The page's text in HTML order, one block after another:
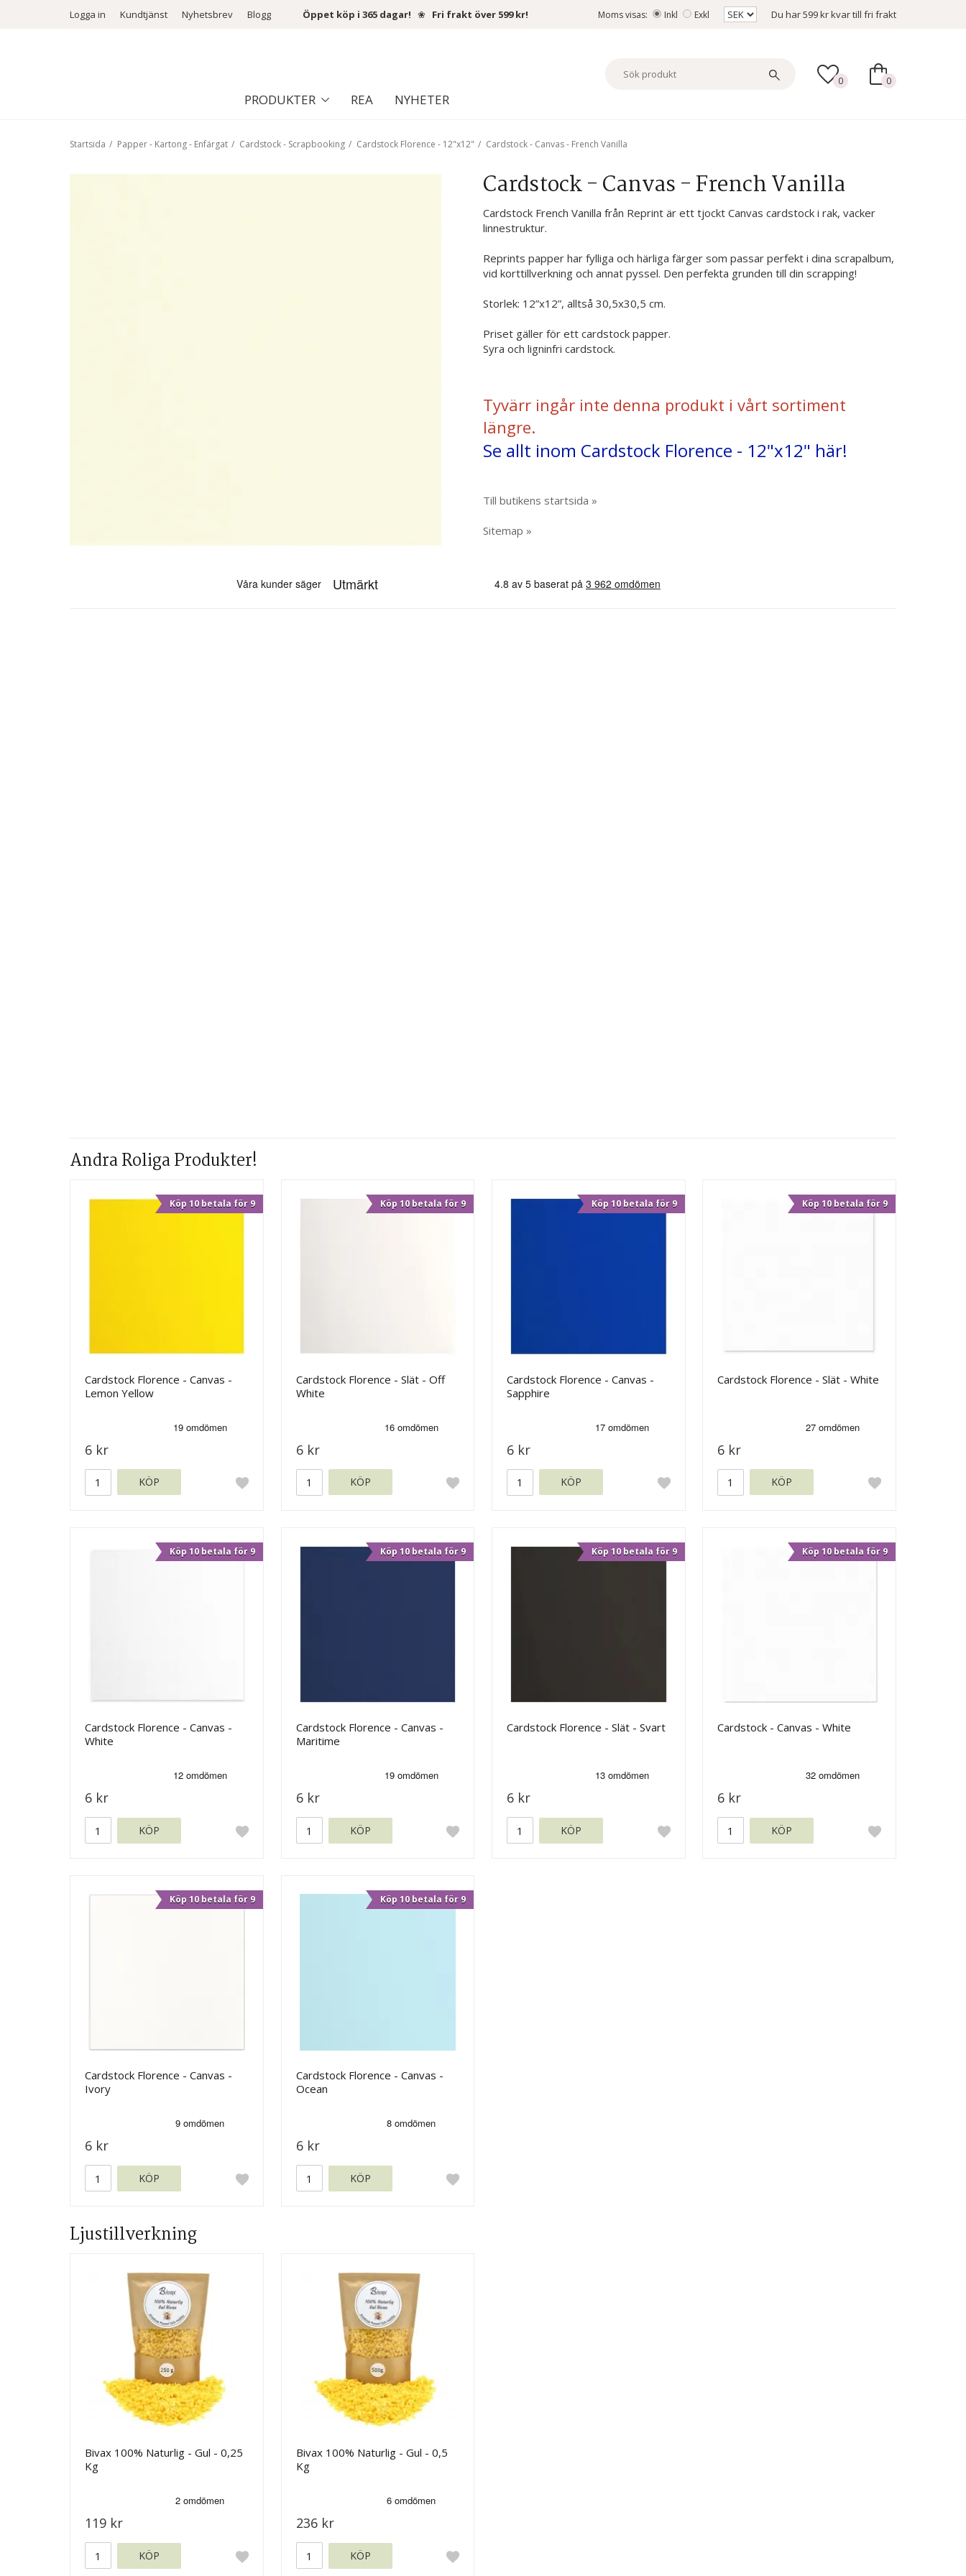
Logga in Kundtjänst Nyhetsbrev Blogg Öppet köp i 365 dagar! ❀ Fri frakt över 599 kr! Moms visas: Inkl Exkl Du har599 krkvar till fri frakt
PRODUKTER REA NYHETER
0 0
Startsida / Papper - Kartong - Enfärgat / Cardstock - Scrapbooking / Cardstock Florence - 12"x12" / Cardstock - Canvas - French Vanilla
Cardstock - Canvas - French Vanilla
Cardstock French Vanilla från Reprint är ett tjockt Canvas cardstock i rak, vacker
linnestruktur.
Reprints papper har fylliga och härliga färger som passar perfekt i dina scrapalbum,
vid korttillverkning och annat pyssel. Den perfekta grunden till din scrapping!
Storlek: 12”x12”, alltså 30,5x30,5 cm.
Priset gäller för ett cardstock papper.
Syra och ligninfri cardstock.
Tyvärr ingår inte denna produkt i vårt sortiment
längre.
Se allt inom Cardstock Florence - 12"x12" här!
Till butikens startsida »
Sitemap »
Andra Roliga Produkter!
Köp 10 betala för 9
Cardstock Florence - Canvas -
Lemon Yellow
6 kr
KÖP
Köp 10 betala för 9
Cardstock Florence - Slät - Off
White
6 kr
KÖP
Köp 10 betala för 9
Cardstock Florence - Canvas -
Sapphire
6 kr
KÖP
Köp 10 betala för 9
Cardstock Florence - Slät - White
6 kr
KÖP
Köp 10 betala för 9
Cardstock Florence - Canvas -
White
6 kr
KÖP
Köp 10 betala för 9
Cardstock Florence - Canvas -
Maritime
6 kr
KÖP
Köp 10 betala för 9
Cardstock Florence - Slät - Svart
6 kr
KÖP
Köp 10 betala för 9
Cardstock - Canvas - White
6 kr
KÖP
Köp 10 betala för 9
Cardstock Florence - Canvas -
Ivory
6 kr
KÖP
Köp 10 betala för 9
Cardstock Florence - Canvas -
Ocean
6 kr
KÖP
Ljustillverkning
Bivax 100% Naturlig - Gul - 0,25
Kg
119 kr
KÖP
Bivax 100% Naturlig - Gul - 0,5
Kg
236 kr
KÖP